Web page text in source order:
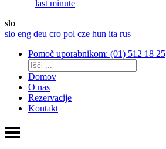
last minute
slo
slo eng deu cro pol cze hun ita rus
Pomoč uporabnikom: (01) 512 18 25
Domov
O nas
Rezervacije
Kontakt